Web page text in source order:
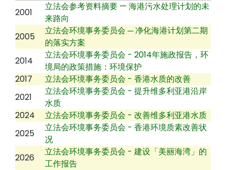
2001
立法会参考资料摘要 — 海港污水处理计划的未
来路向
2005
立法会环境事务委员会 ─ 净化海港计划第二期
的落实方案
2014
立法会环境事务委员会 - 2014年施政报告，环
境局的政策措施：环境保护
2017
立法会环境事务委员会 - 香港水质的改善
2021
立法会环境事务委员会 - 提升维多利亚港沿岸
水质
2024
立法会环境事务委员会 - 改善维多利亚港水质
2025
立法会环境事务委员会 - 香港环境质素改善状
况
2026
立法会环境事务委员会 - 建设「美丽海湾」的
工作报告